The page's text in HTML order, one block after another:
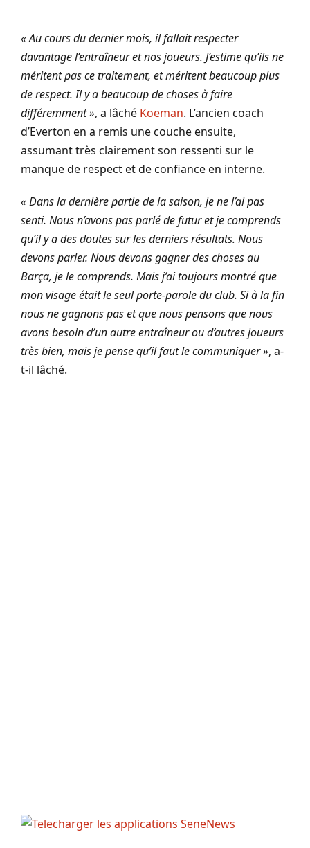
« Au cours du dernier mois, il fallait respecter
davantage l’entraîneur et nos joueurs. J’estime qu’ils ne
méritent pas ce traitement, et méritent beaucoup plus
de respect. Il y a beaucoup de choses à faire
différemment », a lâché Koeman. L’ancien coach
d’Everton en a remis une couche ensuite,
assumant très clairement son ressenti sur le
manque de respect et de confiance en interne.
« Dans la dernière partie de la saison, je ne l’ai pas
senti. Nous n’avons pas parlé de futur et je comprends
qu’il y a des doutes sur les derniers résultats. Nous
devons parler. Nous devons gagner des choses au
Barça, je le comprends. Mais j’ai toujours montré que
mon visage était le seul porte-parole du club. Si à la fin
nous ne gagnons pas et que nous pensons que nous
avons besoin d’un autre entraîneur ou d’autres joueurs
très bien, mais je pense qu’il faut le communiquer », a-
t-il lâché.